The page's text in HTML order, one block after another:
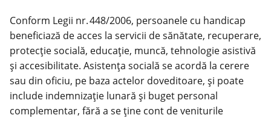
Conform Legii nr. 448/2006, persoanele cu handicap
beneficiază de acces la servicii de sănătate, recuperare,
protecție socială, educație, muncă, tehnologie asistivă
și accesibilitate. Asistența socială se acordă la cerere
sau din oficiu, pe baza actelor doveditoare, și poate
include indemnizație lunară și buget personal
complementar, fără a se ține cont de veniturile